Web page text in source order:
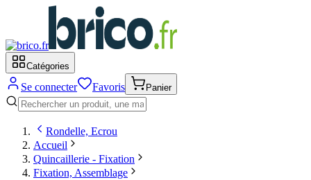
Catégories
Se connecter Favoris Panier
Rondelle, Ecrou
Accueil
Quincaillerie - Fixation
Fixation, Assemblage